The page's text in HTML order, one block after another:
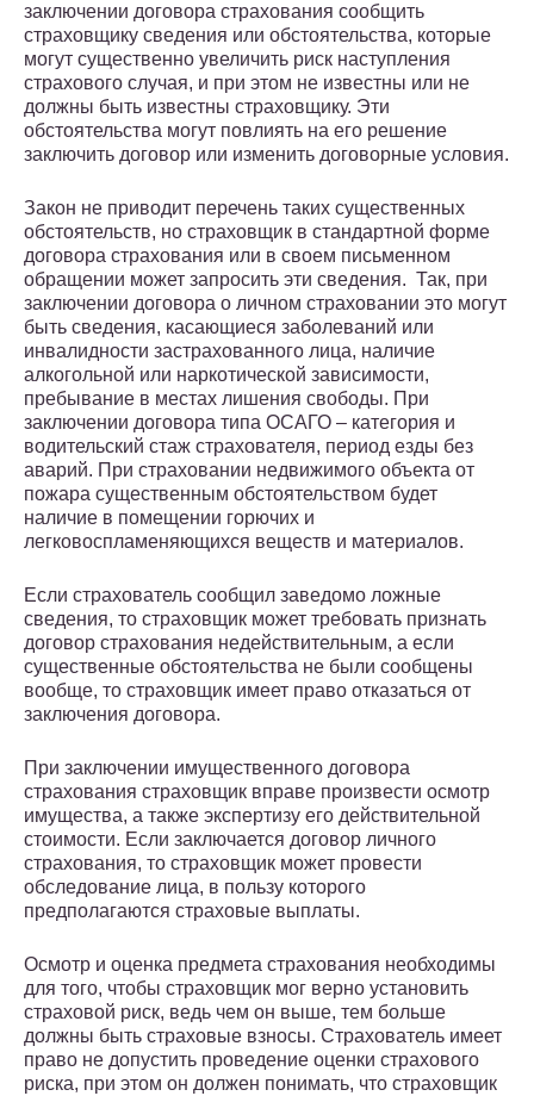
заключении договора страхования сообщить
страховщику сведения или обстоятельства, которые
могут существенно увеличить риск наступления
страхового случая, и при этом не известны или не
должны быть известны страховщику. Эти
обстоятельства могут повлиять на его решение
заключить договор или изменить договорные условия.
Закон не приводит перечень таких существенных
обстоятельств, но страховщик в стандартной форме
договора страхования или в своем письменном
обращении может запросить эти сведения. Так, при
заключении договора о личном страховании это могут
быть сведения, касающиеся заболеваний или
инвалидности застрахованного лица, наличие
алкогольной или наркотической зависимости,
пребывание в местах лишения свободы. При
заключении договора типа ОСАГО – категория и
водительский стаж страхователя, период езды без
аварий. При страховании недвижимого объекта от
пожара существенным обстоятельством будет
наличие в помещении горючих и
легковоспламеняющихся веществ и материалов.
Если страхователь сообщил заведомо ложные
сведения, то страховщик может требовать признать
договор страхования недействительным, а если
существенные обстоятельства не были сообщены
вообще, то страховщик имеет право отказаться от
заключения договора.
При заключении имущественного договора
страхования страховщик вправе произвести осмотр
имущества, а также экспертизу его действительной
стоимости. Если заключается договор личного
страхования, то страховщик может провести
обследование лица, в пользу которого
предполагаются страховые выплаты.
Осмотр и оценка предмета страхования необходимы
для того, чтобы страховщик мог верно установить
страховой риск, ведь чем он выше, тем больше
должны быть страховые взносы. Страхователь имеет
право не допустить проведение оценки страхового
риска, при этом он должен понимать, что страховщик